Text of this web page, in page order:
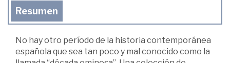
Resumen
No hay otro período de la historia contemporánea
española que sea tan poco y mal conocido como la